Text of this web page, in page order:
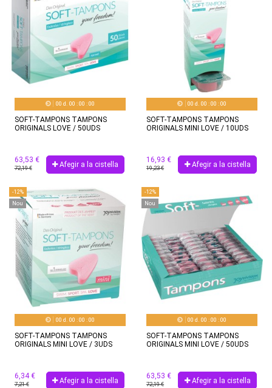
00 d. 00 :00 :00
SOFT-TAMPONS TAMPONS
ORIGINALS LOVE / 50UDS
63,53 €
72,19 € Afegir a la cistella
00 d. 00 :00 :00
SOFT-TAMPONS TAMPONS
ORIGINALS MINI LOVE / 10UDS
16,93 €
19,23 € Afegir a la cistella
-12%
Nou
00 d. 00 :00 :00
SOFT-TAMPONS TAMPONS
ORIGINALS MINI LOVE / 3UDS
6,34 €
7,21 € Afegir a la cistella
-12%
Nou
00 d. 00 :00 :00
SOFT-TAMPONS TAMPONS
ORIGINALS MINI LOVE / 50UDS
63,53 €
72,19 € Afegir a la cistella